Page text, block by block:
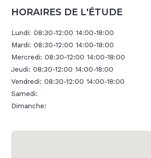
HORAIRES DE L'ÉTUDE
Lundi:08:30-12:00 14:00-18:00
Mardi:08:30-12:00 14:00-18:00
Mercredi:08:30-12:00 14:00-18:00
Jeudi:08:30-12:00 14:00-18:00
Vendredi:08:30-12:00 14:00-18:00
Samedi:
Dimanche: